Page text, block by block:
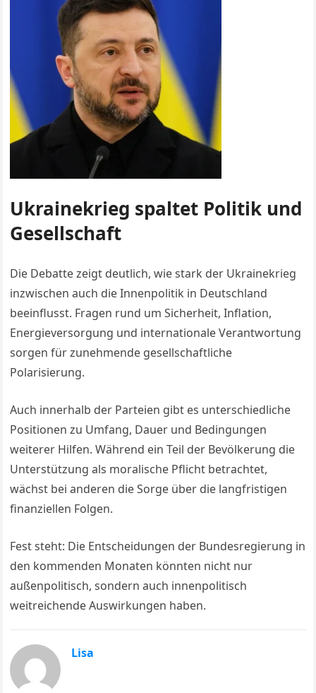
Ukrainekrieg spaltet Politik und
Gesellschaft
Die Debatte zeigt deutlich, wie stark der Ukrainekrieg
inzwischen auch die Innenpolitik in Deutschland
beeinflusst. Fragen rund um Sicherheit, Inflation,
Energieversorgung und internationale Verantwortung
sorgen für zunehmende gesellschaftliche
Polarisierung.
Auch innerhalb der Parteien gibt es unterschiedliche
Positionen zu Umfang, Dauer und Bedingungen
weiterer Hilfen. Während ein Teil der Bevölkerung die
Unterstützung als moralische Pflicht betrachtet,
wächst bei anderen die Sorge über die langfristigen
finanziellen Folgen.
Fest steht: Die Entscheidungen der Bundesregierung in
den kommenden Monaten könnten nicht nur
außenpolitisch, sondern auch innenpolitisch
weitreichende Auswirkungen haben.
Lisa